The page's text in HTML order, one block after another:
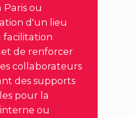
ou
d'un lieu
facilitation
de renforcer
collaborateurs
des supports
pour la
ou